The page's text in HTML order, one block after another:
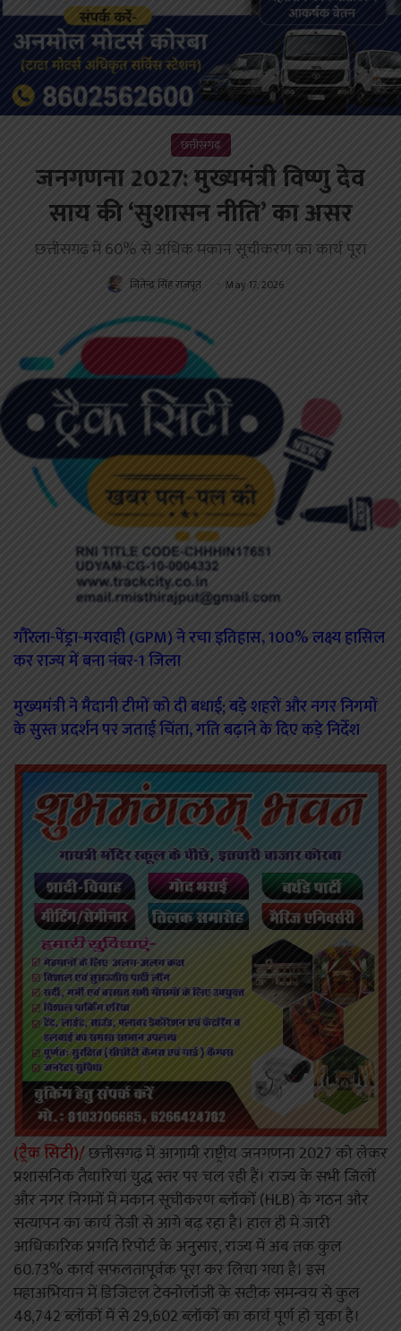
छत्तीसगढ़
जनगणना 2027: मुख्यमंत्री विष्णु देव
साय की ‘सुशासन नीति’ का असर
छत्तीसगढ़ में 60% से अधिक मकान सूचीकरण का कार्य पूरा
जितेन्द्र सिंह राजपूत May 17, 2026
गौरेला-पेंड्रा-मरवाही (GPM) ने रचा इतिहास, 100% लक्ष्य हासिल
कर राज्य में बना नंबर-1 जिला
मुख्यमंत्री ने मैदानी टीमों को दी बधाई; बड़े शहरों और नगर निगमों
के सुस्त प्रदर्शन पर जताई चिंता, गति बढ़ाने के दिए कड़े निर्देश
(ट्रैक सिटी)/छत्तीसगढ़ में आगामी राष्ट्रीय जनगणना 2027 को लेकर
प्रशासनिक तैयारियां युद्ध स्तर पर चल रही हैं। राज्य के सभी जिलों
और नगर निगमों में मकान सूचीकरण ब्लॉकों (HLB) के गठन और
सत्यापन का कार्य तेजी से आगे बढ़ रहा है। हाल ही में जारी
आधिकारिक प्रगति रिपोर्ट के अनुसार, राज्य में अब तक कुल
60.73% कार्य सफलतापूर्वक पूरा कर लिया गया है। इस
महाअभियान में डिजिटल टेक्नोलॉजी के सटीक समन्वय से कुल
48,742 ब्लॉकों में से 29,602 ब्लॉकों का कार्य पूर्ण हो चुका है।